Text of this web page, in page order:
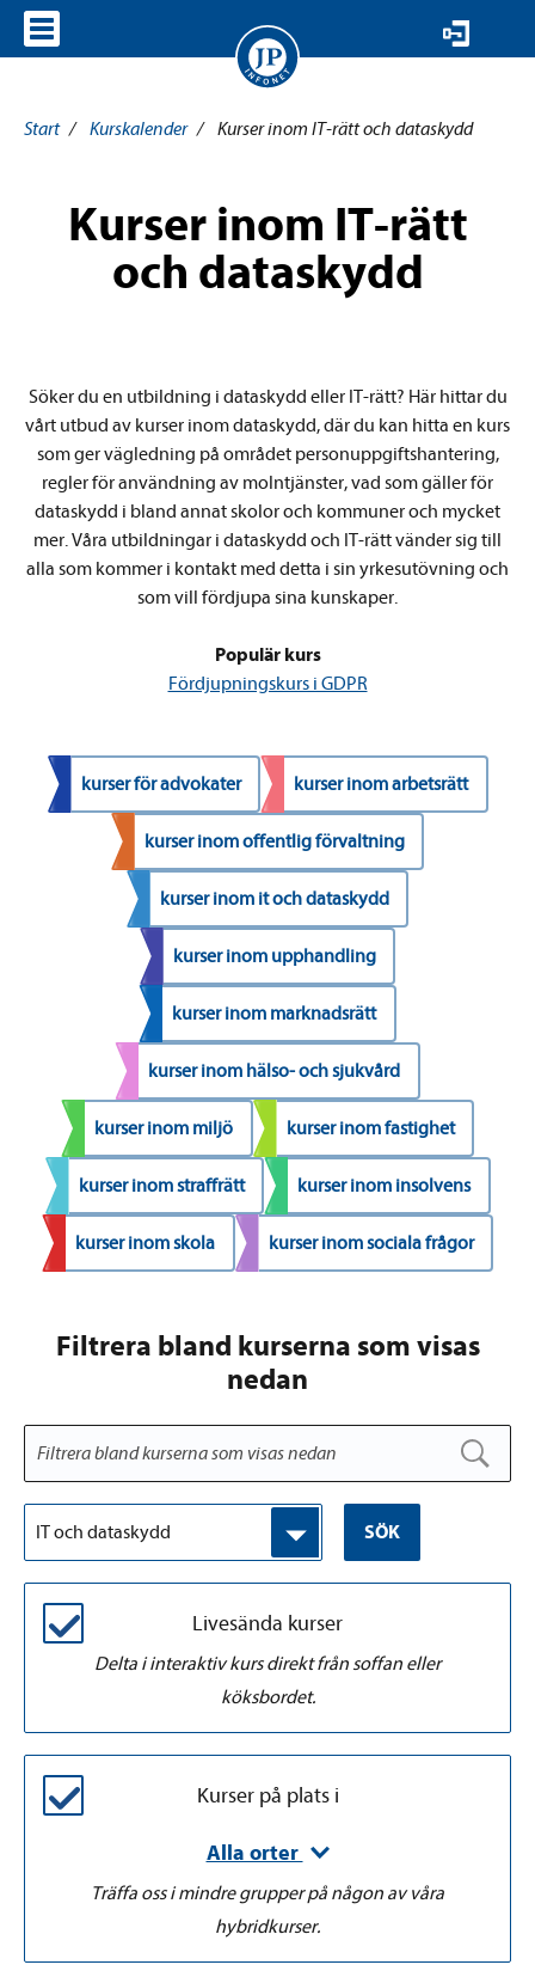
Start / Kurskalender / Kurser inom IT-rätt och dataskydd
Kurser inom IT-rätt
och dataskydd
Söker du en utbildning i dataskydd eller IT-rätt? Här hittar du
vårt utbud av kurser inom dataskydd, där du kan hitta en kurs
som ger vägledning på området personuppgiftshantering,
regler för användning av molntjänster, vad som gäller för
dataskydd i bland annat skolor och kommuner och mycket
mer. Våra utbildningar i dataskydd och IT-rätt vänder sig till
alla som kommer i kontakt med detta i sin yrkesutövning och
som vill fördjupa sina kunskaper.
Populär kurs
Fördjupningskurs i GDPR
kurser för advokater kurser inom arbetsrätt
kurser inom offentlig förvaltning
kurser inom it och dataskydd
kurser inom upphandling
kurser inom marknadsrätt
kurser inom hälso- och sjukvård
kurser inom miljö kurser inom fastighet
kurser inom straffrätt kurser inom insolvens
kurser inom skola kurser inom sociala frågor
Filtrera bland kurserna som visas
nedan
IT och dataskydd SÖK
Livesända kurser
Delta i interaktiv kurs direkt från soffan eller
köksbordet.
Kurser på plats i
Alla orter
Träffa oss i mindre grupper på någon av våra
hybridkurser.